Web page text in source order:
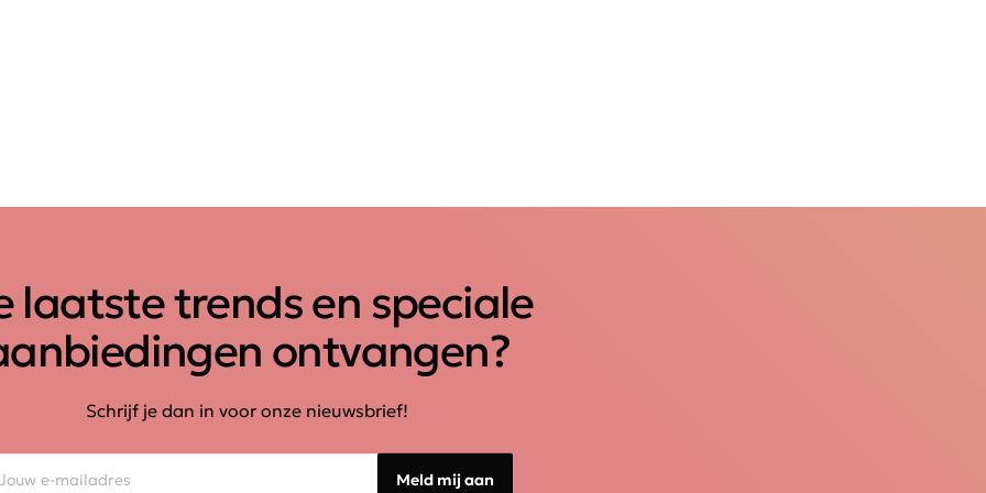
laatste trends en speciale
ontvangen?
Schrijf je dan in voor onze nieuwsbrief!
Meld mij aan